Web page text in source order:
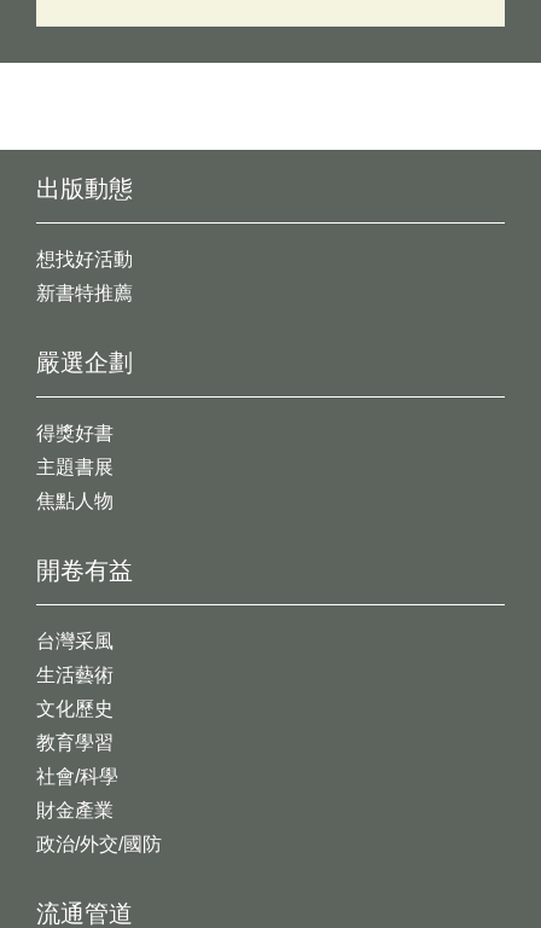
出版動態
想找好活動
新書特推薦
開卷有益
台灣采風
生活藝術
文化歷史
教育學習
社會/科學
財金產業
政治/外交/國防
嚴選企劃
得獎好書
主題書展
焦點人物
流通管道